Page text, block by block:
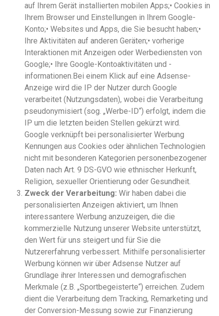
auf Ihrem Gerät installierten mobilen Apps;• Cookies in
Ihrem Browser und Einstellungen in Ihrem Google-
Konto;• Websites und Apps, die Sie besucht haben;•
Ihre Aktivitäten auf anderen Geräten;• vorherige
Interaktionen mit Anzeigen oder Werbediensten von
Google;• Ihre Google-Kontoaktivitäten und -
informationen.Bei einem Klick auf eine Adsense-
Anzeige wird die IP der Nutzer durch Google
verarbeitet (Nutzungsdaten), wobei die Verarbeitung
pseudonymisiert (sog. „Werbe-ID“) erfolgt, indem die
IP um die letzten beiden Stellen gekürzt wird.
Google verknüpft bei personalisierter Werbung
Kennungen aus Cookies oder ähnlichen Technologien
nicht mit besonderen Kategorien personenbezogener
Daten nach Art. 9 DS-GVO wie ethnischer Herkunft,
Religion, sexueller Orientierung oder Gesundheit.
Zweck der Verarbeitung: Wir haben dabei die
personalisierten Anzeigen aktiviert, um Ihnen
interessantere Werbung anzuzeigen, die die
kommerzielle Nutzung unserer Website unterstützt,
den Wert für uns steigert und für Sie die
Nutzererfahrung verbessert. Mithilfe personalisierter
Werbung können wir über Adsense Nutzer auf
Grundlage ihrer Interessen und demografischen
Merkmale (z.B. „Sportbegeisterte“) erreichen. Zudem
dient die Verarbeitung dem Tracking, Remarketing und
der Conversion-Messung sowie zur Finanzierung